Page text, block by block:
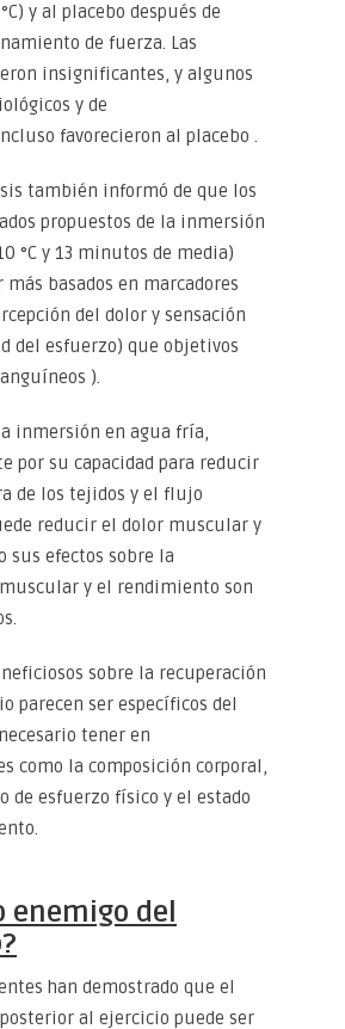
y al placebo después de
de fuerza. Las
insignificantes, y algunos
y de
favorecieron al placebo .
también informó de que los
propuestos de la inmersión
°C y 13 minutos de media)
basados ​​en marcadores
del dolor y sensación
del esfuerzo) que objetivos
).
inmersión en agua fría,
por su capacidad para reducir
de los tejidos y el flujo
reducir el dolor muscular y
sus efectos sobre la
y el rendimiento son
sobre la recuperación
parecen ser específicos del
tener en
como la composición corporal,
de esfuerzo físico y el estado
enemigo del
han demostrado que el
al ejercicio puede ser